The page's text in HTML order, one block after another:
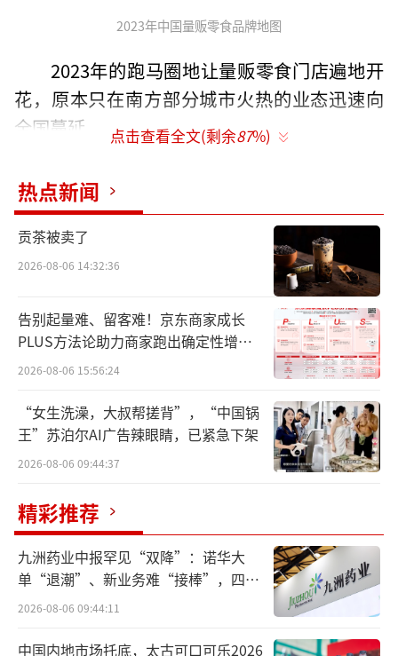
2023年中国量贩零食品牌地图
2023年的跑马圈地让量贩零食门店遍地开
花，原本只在南方部分城市火热的业态迅速向
全国蔓延。
确定，量贩零食平台逐渐重视起修炼内功。所
谓“上移”和“下沉”，就是指平台在供应链
上下游的深耕，向上缩短与厂商的合作链路，
但许多量贩零食平台都面临一个现状：移
的上去，沉不下来。
平台上移，厂商下迎
对于消费者来说，评判一家量贩零食门店
的优劣，首先就要看产品。在120㎡左右的门
店，陈列着1500~2000个SKU，密集的陈列、
丰富的品类是量贩零食门店的一大特色。
在我们的预想中，面对如此多的SKU，选
品应该是量贩零食平台发展的一大难题。但现
实情况并非如此，食业家在拜访平台时得知，
点击查看全文(剩余87%)
热点新闻
贡茶被卖了
2026-08-06 14:32:36
告别起量难、留客难！京东商家成长
PLUS方法论助力商家跑出确定性增长
路径
2026-08-06 15:56:24
“女生洗澡，大叔帮搓背”，“中国锅
王”苏泊尔AI广告辣眼睛，已紧急下架
2026-08-06 09:44:37
精彩推荐
九洲药业中报罕见“双降”：诺华大
单“退潮”、新业务难“接棒”，四大
难关待闯
2026-08-06 09:44:11
中国内地市场托底，太古可口可乐2026